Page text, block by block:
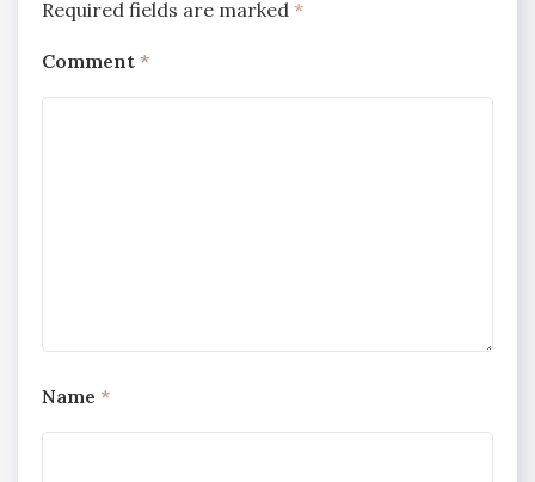
Required fields are marked *
Comment *
Name *